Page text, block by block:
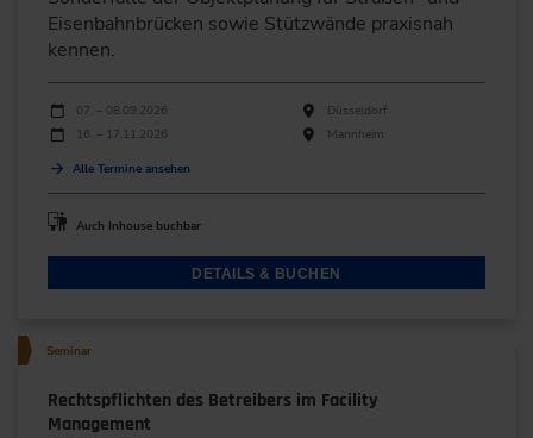
Eisenbahnbrücken sowie Stützwände praxisnah
kennen.
Durchführungen
Veranstaltungsdatum
07. – 08.09.2026
Düsseldorf
16. – 17.11.2026
Mannheim
Alle Termine ansehen
Auch Inhouse buchbar
DETAILS & BUCHEN
Seminar
Rechtspflichten des Betreibers im Facility
Management